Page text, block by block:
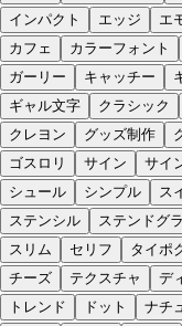
インパクト
エッジ エ
カフェ
カラーフォント
ガーリー
キャッチー
ギャル文字
クラシック
クレヨン
グッズ制作
ゴスロリ
サイン サイ
シュール
シンプル ス
ステンシル
ステンドグ
スリム
セリフ タイポ
チーズ
テクスチャ デ
トレンド
ドット ナチ